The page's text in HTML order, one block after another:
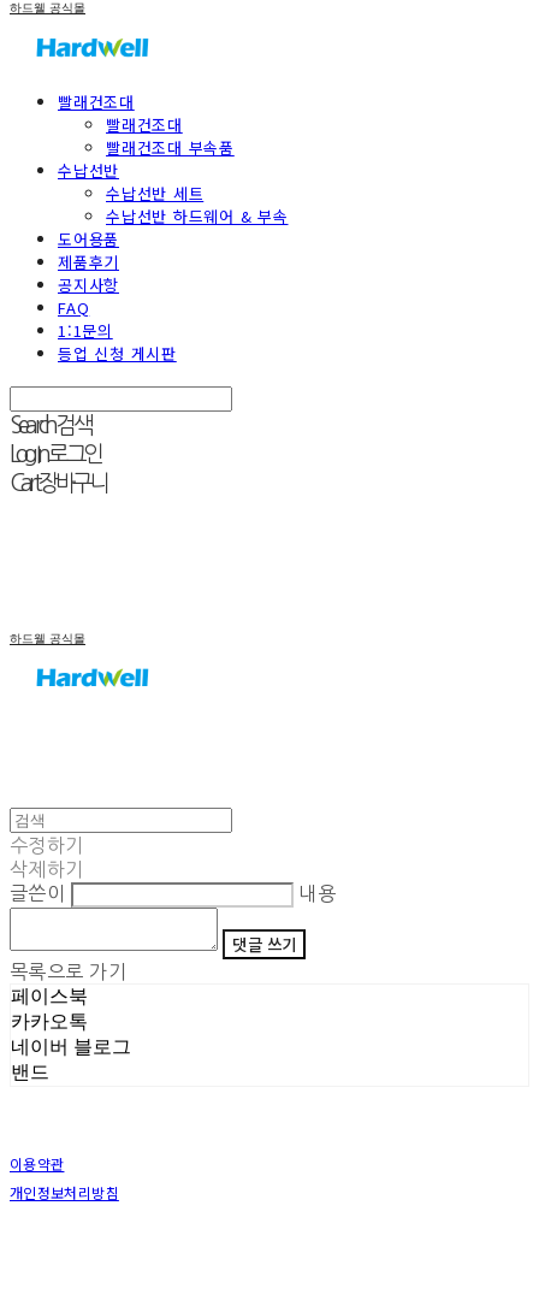
하드웰 공식몰
빨래건조대
빨래건조대
빨래건조대 부속품
수납선반
수납선반 세트
수납선반 하드웨어 & 부속
도어용품
제품후기
공지사항
FAQ
1:1문의
등업 신청 게시판
Search검색
Log In로그인
Cart장바구니
하드웰 공식몰
수정하기
삭제하기
글쓴이
내용
댓글 쓰기
목록으로 가기
페이스북
카카오톡
네이버 블로그
밴드
이용약관
개인정보처리방침